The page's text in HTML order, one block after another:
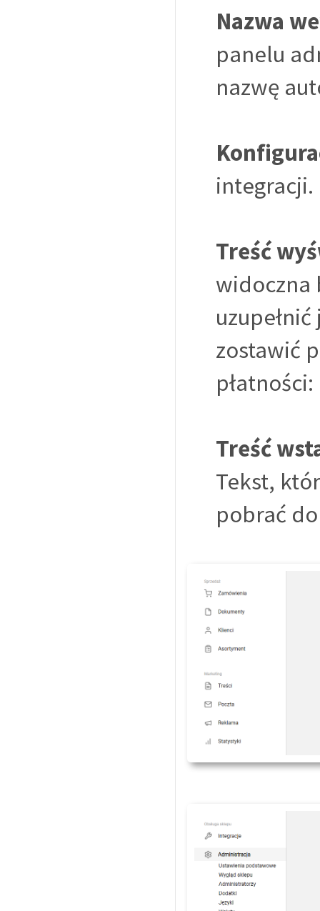
Nazwa
panelu
nazwę
integracji.
Treść
widoczna
zostawić
Treść
Tekst,
pobrać